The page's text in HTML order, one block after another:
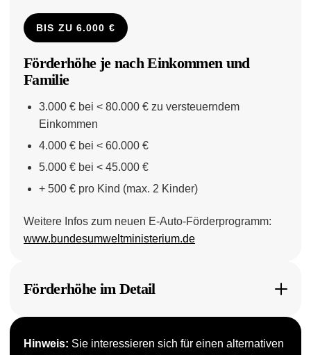
BIS ZU 6.000 €
Förderhöhe je nach Einkommen und
Familie
3.000 € bei < 80.000 € zu versteuerndem
Einkommen
4.000 € bei < 60.000 €
5.000 € bei < 45.000 €
+ 500 € pro Kind (max. 2 Kinder)
Weitere Infos zum neuen E-Auto-Förderprogramm:
www.bundesumweltministerium.de
Förderhöhe im Detail
Hinweis: Sie interessieren sich für einen alternativen